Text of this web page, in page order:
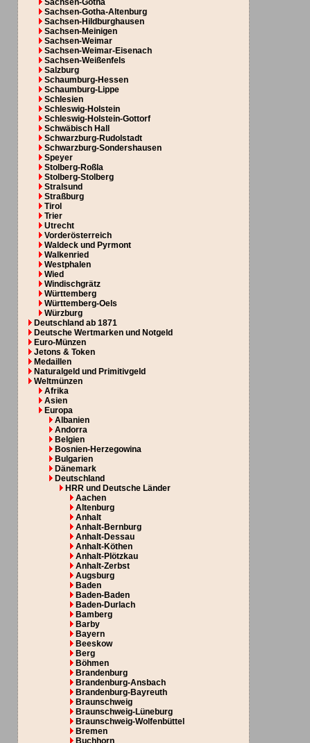
Sachsen-Gotha
Sachsen-Gotha-Altenburg
Sachsen-Hildburghausen
Sachsen-Meinigen
Sachsen-Weimar
Sachsen-Weimar-Eisenach
Sachsen-Weißenfels
Salzburg
Schaumburg-Hessen
Schaumburg-Lippe
Schlesien
Schleswig-Holstein
Schleswig-Holstein-Gottorf
Schwäbisch Hall
Schwarzburg-Rudolstadt
Schwarzburg-Sondershausen
Speyer
Stolberg-Roßla
Stolberg-Stolberg
Stralsund
Straßburg
Tirol
Trier
Utrecht
Vorderösterreich
Waldeck und Pyrmont
Walkenried
Westphalen
Wied
Windischgrätz
Württemberg
Württemberg-Oels
Würzburg
Deutschland ab 1871
Deutsche Wertmarken und Notgeld
Euro-Münzen
Jetons & Token
Medaillen
Naturalgeld und Primitivgeld
Weltmünzen
Afrika
Asien
Europa
Albanien
Andorra
Belgien
Bosnien-Herzegowina
Bulgarien
Dänemark
Deutschland
HRR und Deutsche Länder
Aachen
Altenburg
Anhalt
Anhalt-Bernburg
Anhalt-Dessau
Anhalt-Köthen
Anhalt-Plötzkau
Anhalt-Zerbst
Augsburg
Baden
Baden-Baden
Baden-Durlach
Bamberg
Barby
Bayern
Beeskow
Berg
Böhmen
Brandenburg
Brandenburg-Ansbach
Brandenburg-Bayreuth
Braunschweig
Braunschweig-Lüneburg
Braunschweig-Wolfenbüttel
Bremen